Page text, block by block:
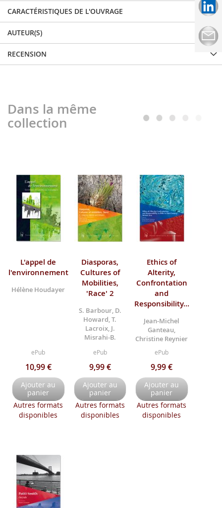
CARACTÉRISTIQUES DE L'OUVRAGE
AUTEUR(S)
RECENSION
Dans la même
collection
L'appel de
l'environnement
Hélène Houdayer
ePub
10,99 €
Ajouter au
panier
Autres formats
disponibles
Diasporas,
Cultures of
Mobilities,
'Race' 2
S. Barbour, D.
Howard, T.
Lacroix, J.
Misrahi-B.
ePub
9,99 €
Ajouter au
panier
Autres formats
disponibles
Ethics of
Alterity,
Confrontation
and
Responsibility...
Jean-Michel
Ganteau,
Christine Reynier
ePub
9,99 €
Ajouter au
panier
Autres formats
disponibles